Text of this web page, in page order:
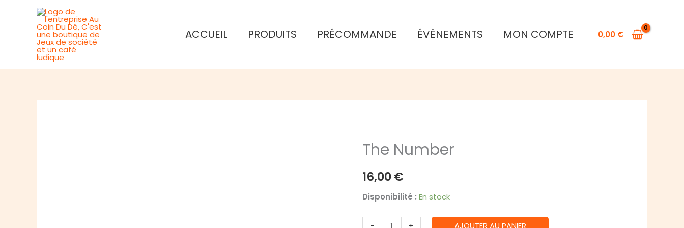
ACCUEIL PRODUITS PRÉCOMMANDE ÉVÈNEMENTS MON COMPTE 0,00 €
The Number
16,00€
Disponibilité : En stock
quantité
AJOUTER AU PANIER